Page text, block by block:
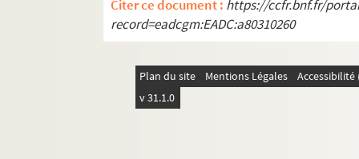
Citer ce document : https://ccfr.bnf.fr/
record=eadcgm:EADC:a80310260
Plan du site Mentions Légales
v 31.1.0